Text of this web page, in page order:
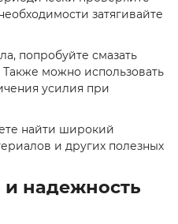
затягивайте
попробуйте смазать
можно использовать
усилия при
найти широкий
и других полезных
надежность